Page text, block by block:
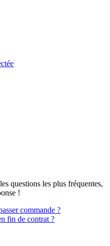
questions les plus fréquentes,
!
commande ?
fin de contrat ?